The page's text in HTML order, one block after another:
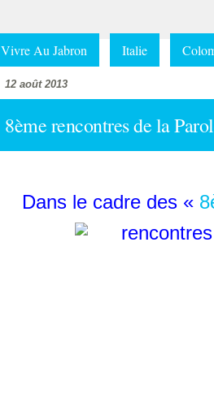
Vivre Au Jabron Italie
12 août 2013
8ème rencontres de la
Dans le cadre des «